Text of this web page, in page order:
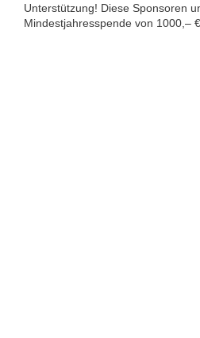
Unterstützung! Diese Sponsoren
Mindestjahresspende von 1000,– €.